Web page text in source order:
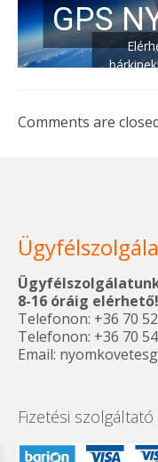
KAPCSOLAT
GPS
Comments are
8-16 óráig elérhető!
Telefonon: +36 70
Telefonon: +36 70
Email:
Fizetési